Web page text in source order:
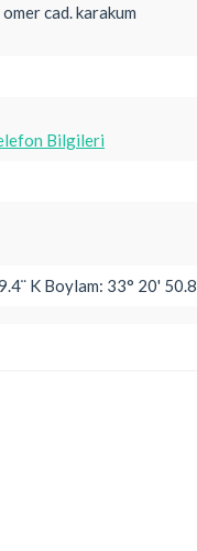
cad. karakum
Bilgileri
K Boylam: 33° 20'